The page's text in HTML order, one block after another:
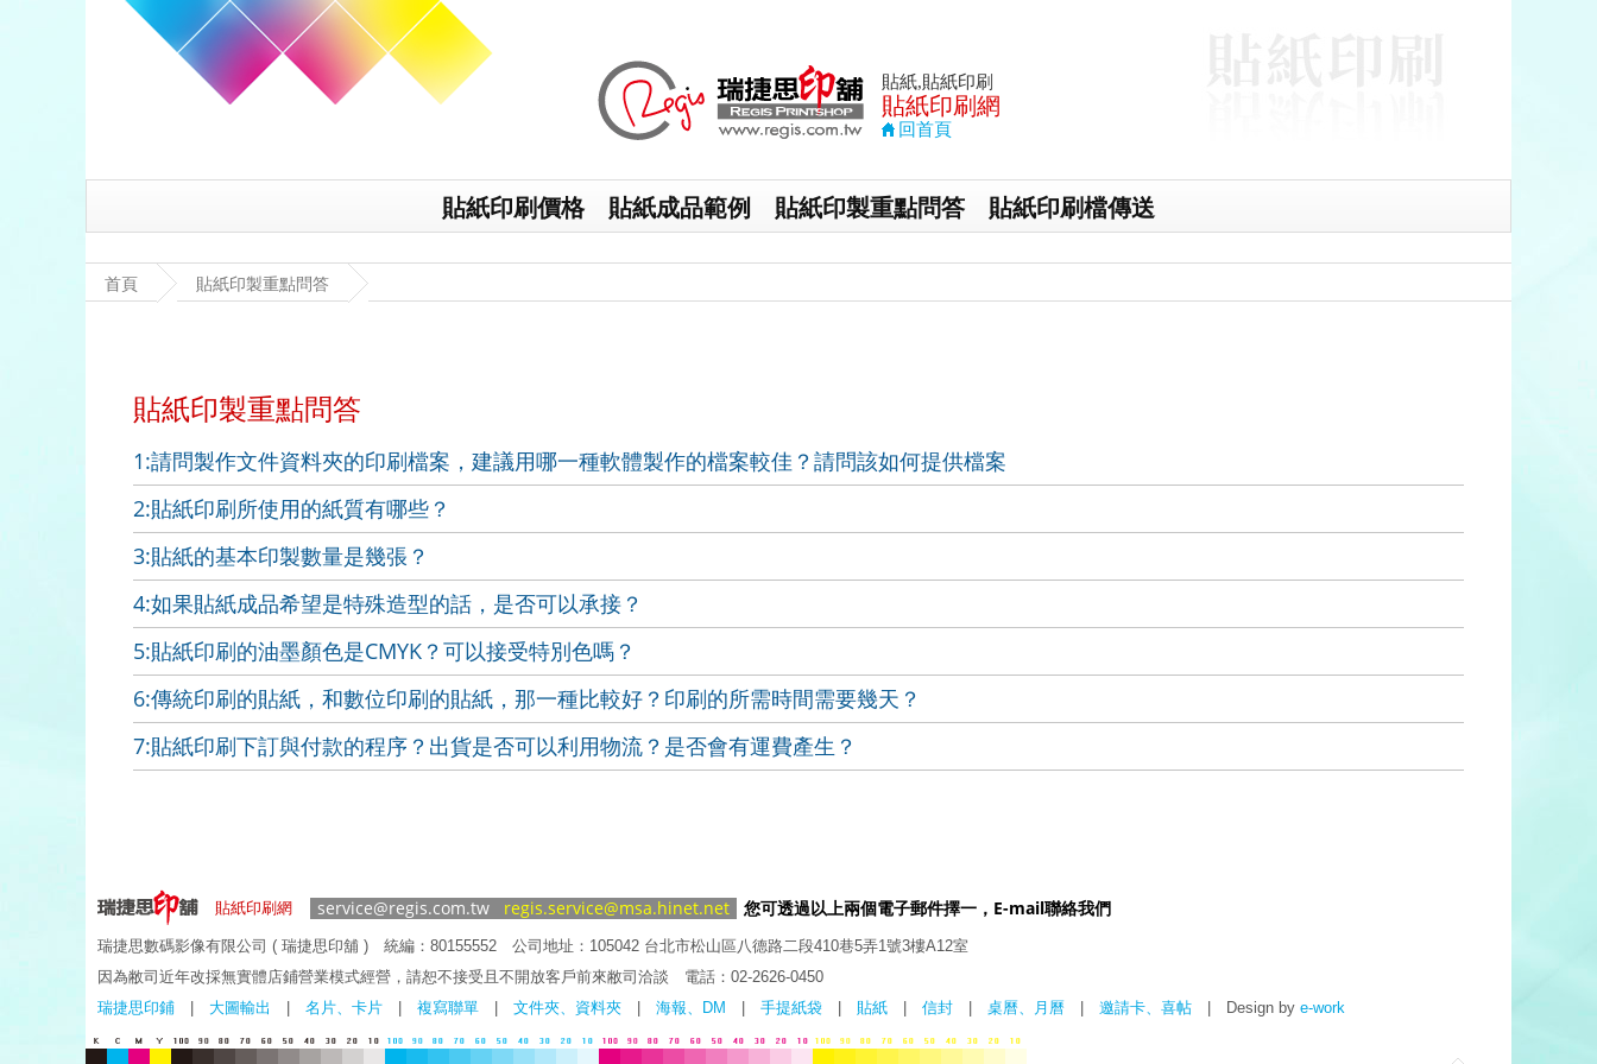
貼紙,貼紙印刷
貼紙印刷網
回首頁
貼紙印刷價格 貼紙成品範例 貼紙印製重點問答 貼紙印刷檔傳送
首頁
貼紙印製重點問答
貼紙印製重點問答
1:請問製作文件資料夾的印刷檔案，建議用哪一種軟體製作的檔案較佳？請問該如何提供檔案
2:貼紙印刷所使用的紙質有哪些？
3:貼紙的基本印製數量是幾張？
4:如果貼紙成品希望是特殊造型的話，是否可以承接？
5:貼紙印刷的油墨顏色是CMYK？可以接受特別色嗎？
6:傳統印刷的貼紙，和數位印刷的貼紙，那一種比較好？印刷的所需時間需要幾天？
7:貼紙印刷下訂與付款的程序？出貨是否可以利用物流？是否會有運費產生？
貼紙印刷網 service@regis.com.tw regis.service@msa.hinet.net 您可透過以上兩個電子郵件擇一，E-mail聯絡我們
瑞捷思數碼影像有限公司 ( 瑞捷思印舖 ) 統編：80155552 公司地址：105042 台北市松山區八德路二段410巷5弄1號3樓A12室
因為敝司近年改採無實體店鋪營業模式經營，請恕不接受且不開放客戶前來敝司洽談 電話： 02-2626-0450
瑞捷思印鋪
大圖輸出 名片、卡片 複寫聯單 文件夾、資料夾 海報、DM 手提紙袋 貼紙 信封 桌曆、月曆 邀請卡、喜帖 Design by e-work